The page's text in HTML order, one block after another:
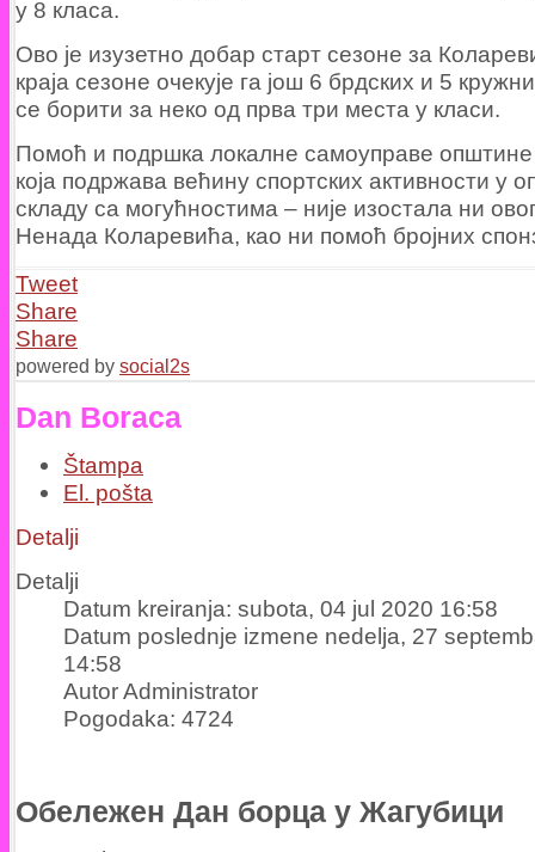
у 8 класа.
Ово је изузетно добар старт сезоне за
краја сезоне очекује га још 6 брдских и 5
се борити за неко од прва три места у класи.
Помоћ и подршка локалне самоуправе
која подржава већину спортских активности у
складу са могућностима – није изостала ни
Ненада Коларевића, као ни помоћ бројних
Tweet
Share
Share
powered by social2s
Dan Boraca
Štampa
El. pošta
Detalji
Detalji
Datum kreiranja: subota, 04 jul 2020 16:58
Datum poslednje izmene nedelja, 27
14:58
Autor Administrator
Pogodaka: 4724
Oбележен Дан борца у Жагубици